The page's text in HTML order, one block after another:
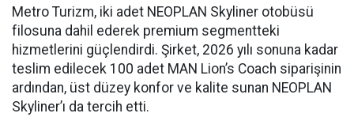
Metro Turizm, iki adet NEOPLAN Skyliner otobüsü
filosuna dahil ederek premium segmentteki
hizmetlerini güçlendirdi. Şirket, 2026 yılı sonuna kadar
teslim edilecek 100 adet MAN Lion’s Coach siparişinin
ardından, üst düzey konfor ve kalite sunan NEOPLAN
Skyliner’ı da tercih etti.